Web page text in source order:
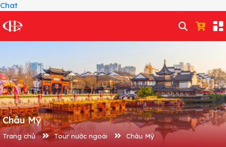
Chat
Châu Mỹ
Trang chủ Tour nước ngoài Châu Mỹ